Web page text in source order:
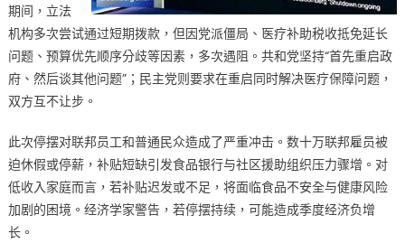
期间，立法
机构多次尝试通过短期拨款，但因党派僵局、医疗补助税收抵免延长
问题、预算优先顺序分歧等因素，多次遇阻。共和党坚持“首先重启政
府、然后谈其他问题”；民主党则要求在重启同时解决医疗保障问题，
双方互不让步。
此次停摆对联邦员工和普通民众造成了严重冲击。数十万联邦雇员被
迫休假或停薪，补贴短缺引发食品银行与社区援助组织压力骤增。对
低收入家庭而言，若补贴迟发或不足，将面临食品不安全与健康风险
加剧的困境。经济学家警告，若停摆持续，可能造成季度经济负增
长。